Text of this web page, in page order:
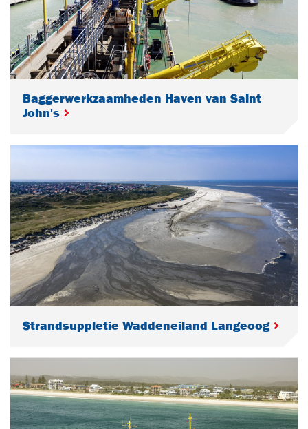
Baggerwerkzaamheden Haven van Saint
John's
Strandsuppletie Waddeneiland Langeoog